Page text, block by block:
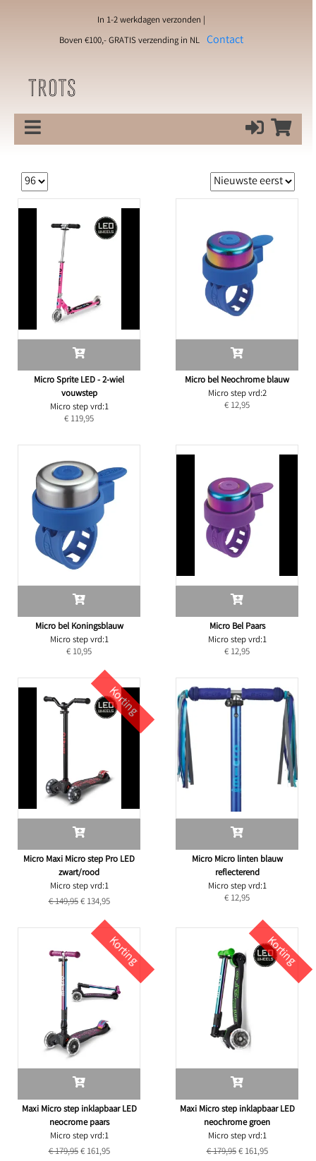
In 1-2 werkdagen verzonden |
Boven €100,- GRATIS verzending in NL Contact
Micro Sprite LED - 2-wiel
vouwstep
Micro step vrd:1
€ 119,95
Micro bel Neochrome blauw
Micro step vrd:2
€ 12,95
Micro bel Koningsblauw
Micro step vrd:1
€ 10,95
Micro Bel Paars
Micro step vrd:1
€ 12,95
Korting
Micro Maxi Micro step Pro LED
zwart/rood
Micro step vrd:1
€ 149,95€ 134,95
Micro Micro linten blauw
reflecterend
Micro step vrd:1
€ 12,95
Korting
Maxi Micro step inklapbaar LED
neocrome paars
Micro step vrd:1
€ 179,95€ 161,95
Korting
Maxi Micro step inklapbaar LED
neochrome groen
Micro step vrd:1
€ 179,95€ 161,95